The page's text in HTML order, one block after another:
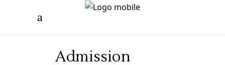
Admission